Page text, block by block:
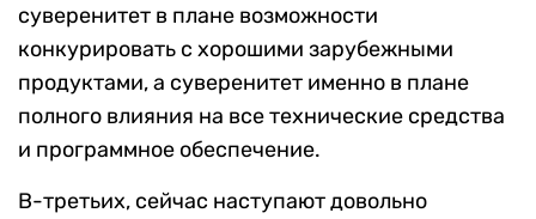
суверенитет в плане возможности
конкурировать с хорошими зарубежными
продуктами, а суверенитет именно в плане
полного влияния на все технические средства
и программное обеспечение.
В-третьих, сейчас наступают довольно